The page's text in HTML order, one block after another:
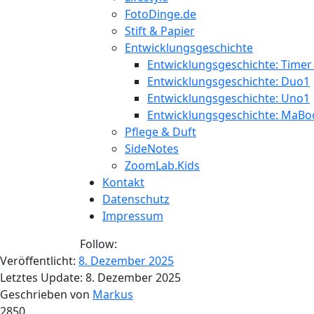
FotoDinge.de
Stift & Papier
Entwicklungsgeschichte
Entwicklungsgeschichte: Timer
Entwicklungsgeschichte: Duo1
Entwicklungsgeschichte: Uno1
Entwicklungsgeschichte:
Pflege & Duft
SideNotes
ZoomLab.Kids
Kontakt
Datenschutz
Impressum
Follow:
Veröffentlicht: 8. Dezember 2025
Letztes Update: 8. Dezember 2025
Geschrieben von Markus